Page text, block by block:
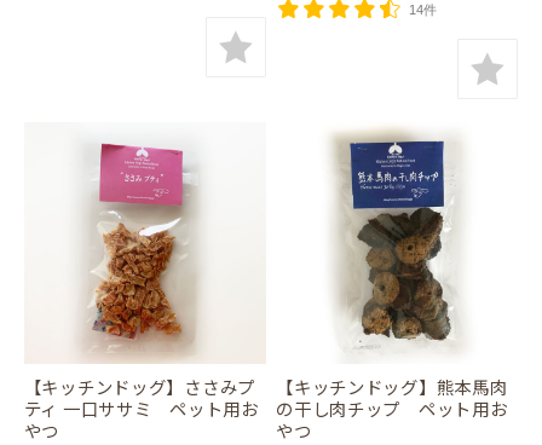
14件
【キッチンドッグ】ささみプ
ティ 一口ササミ ペット用お
やつ
【キッチンドッグ】熊本馬肉
の干し肉チップ ペット用お
やつ